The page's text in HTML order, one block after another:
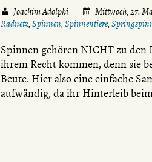
Joachim Adolphi Mittwoch, 27.
Radnetz, Spinnen, Spinnentiere,
Spinnen gehören NICHT zu den
ihrem Recht kommen, denn sie
Beute. Hier also eine einfache
aufwändig, da ihr Hinterleib